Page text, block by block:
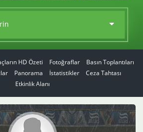
HD Özeti Fotoğraflar
Basın Toplantıları
Panorama İstatistikler
Ceza Tahtası
Etkinlik Alanı